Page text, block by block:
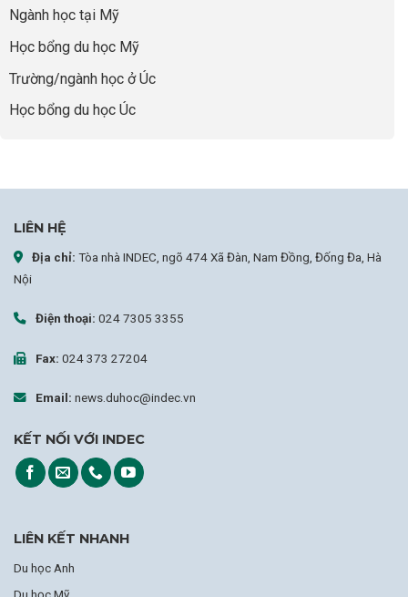
chọn
sự
Ngành học tại Mỹ
Học bổng du học Mỹ
Trường/ngành học ở Úc
Học bổng du học Úc
LIÊN HỆ
Địa chỉ: Tòa nhà INDEC, ngõ 474 Xã Đàn, Nam Đồng, Đống Đa, Hà
Nội
Điện thoại: 024 7305 3355
Fax: 024 373 27204
Email: news.duhoc@indec.vn
KẾT NỐI VỚI INDEC
LIÊN KẾT NHANH
Du học Anh